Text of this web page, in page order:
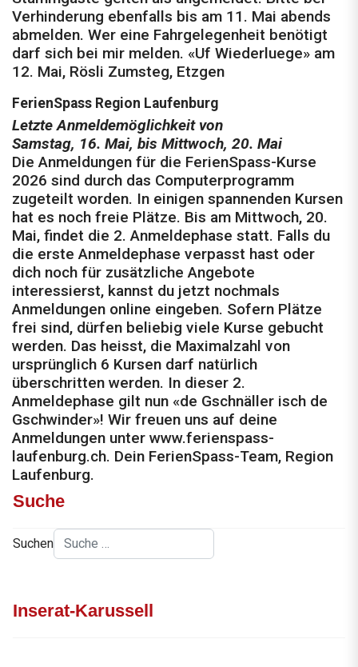
Verhinderung ebenfalls bis am 11. Mai abends
abmelden. Wer eine Fahrgelegenheit benötigt
darf sich bei mir melden. «Uf Wiederluege» am
12. Mai, Rösli Zumsteg, Etzgen
FerienSpass Region Laufenburg
Letzte Anmeldemöglichkeit von
Samstag, 16. Mai, bis Mittwoch, 20. Mai
Die Anmeldungen für die FerienSpass-Kurse
2026 sind durch das Computerprogramm
zugeteilt worden. In einigen spannenden Kursen
hat es noch freie Plätze. Bis am Mittwoch, 20.
Mai, findet die 2. Anmeldephase statt. Falls du
die erste Anmeldephase verpasst hast oder
dich noch für zusätzliche Angebote
interessierst, kannst du jetzt nochmals
Anmeldungen online eingeben. Sofern Plätze
frei sind, dürfen beliebig viele Kurse gebucht
werden. Das heisst, die Maximalzahl von
ursprünglich 6 Kursen darf natürlich
überschritten werden. In dieser 2.
Anmeldephase gilt nun «de Gschnäller isch de
Gschwinder»! Wir freuen uns auf deine
Anmeldungen unter www.ferienspass-
laufenburg.ch. Dein FerienSpass-Team, Region
Laufenburg.
Suche
Suchen
Inserat-Karussell